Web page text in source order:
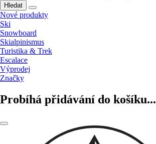
Hledat
Nové produkty
Ski
Snowboard
Skialpinismus
Turistika & Trek
Escalace
Výprodej
Značky
Probíhá přidávání do košíku...